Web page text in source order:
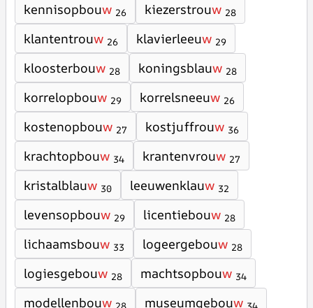
kennisopbouw 26 kiezerstrouw 28
klantentrouw 26 klavierleeuw 29
kloosterbouw 28 koningsblauw 28
korrelopbouw 29 korrelsneeuw 26
kostenopbouw 27 kostjuffrouw 36
krachtopbouw 34 krantenvrouw 27
kristalblauw 30 leeuwenklauw 32
levensopbouw 29 licentiebouw 28
lichaamsbouw 33 logeergebouw 28
logiesgebouw 28 machtsopbouw 34
modellenbouw museumgebouw